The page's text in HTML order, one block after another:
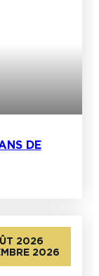
DE
2026
2026